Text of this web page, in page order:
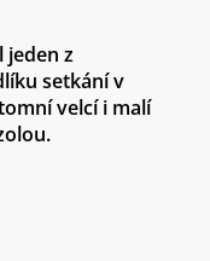
jeden z
setkání v
velcí i malí